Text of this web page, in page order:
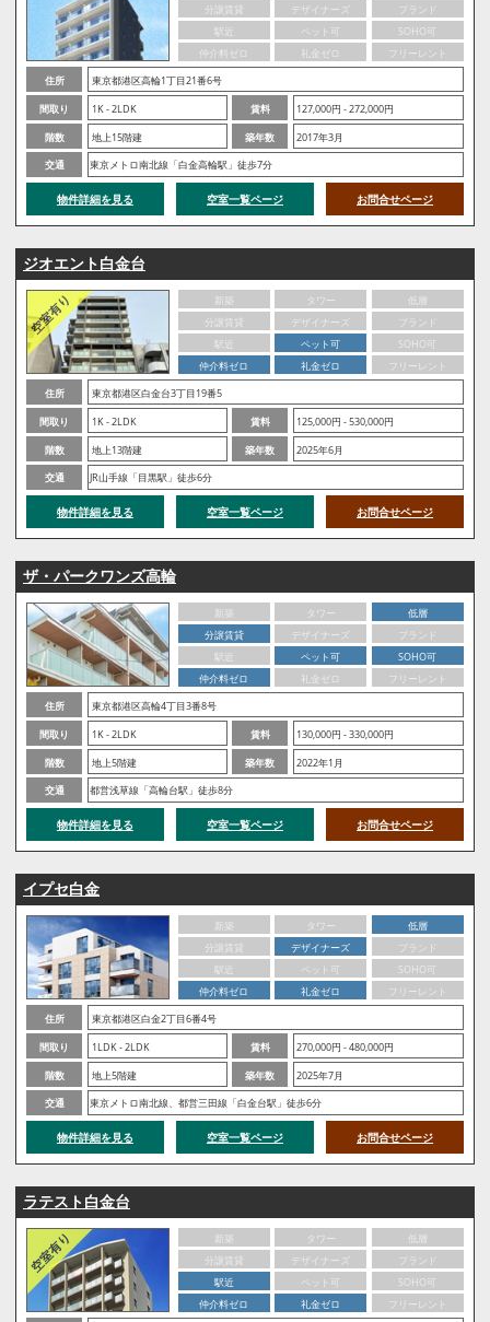
分譲賃貸
デザイナーズ
ブランド
駅近
ペット可
SOHO可
仲介料ゼロ
礼金ゼロ
フリーレント
住所
東京都港区高輪1丁目21番6号
間取り
1K - 2LDK 賃料
127,000円 - 272,000円
階数
地上15階建 築年数
2017年3月
交通
東京メトロ南北線「白金高輪駅」徒歩7分
物件詳細を見る 空室一覧ページ お問合せページ
ジオエント白金台
新築 タワー
低層
分譲賃貸
デザイナーズ
ブランド
駅近
ペット可
SOHO可
仲介料ゼロ
礼金ゼロ
フリーレント
住所
東京都港区白金台3丁目19番5
間取り
1K - 2LDK 賃料
125,000円 - 530,000円
階数
地上13階建 築年数
2025年6月
交通
JR山手線「目黒駅」徒歩6分
物件詳細を見る 空室一覧ページ お問合せページ
ザ・パークワンズ高輪
新築 タワー
低層
分譲賃貸
デザイナーズ
ブランド
駅近
ペット可
SOHO可
仲介料ゼロ
礼金ゼロ
フリーレント
住所
東京都港区高輪4丁目3番8号
間取り
1K - 2LDK 賃料
130,000円 - 330,000円
階数
地上5階建 築年数
2022年1月
交通
都営浅草線「高輪台駅」徒歩8分
物件詳細を見る 空室一覧ページ お問合せページ
イプセ白金
新築 タワー
低層
分譲賃貸
デザイナーズ
ブランド
駅近
ペット可
SOHO可
仲介料ゼロ
礼金ゼロ
フリーレント
住所
東京都港区白金2丁目6番4号
間取り
1LDK - 2LDK 賃料
270,000円 - 480,000円
階数
地上5階建 築年数
2025年7月
交通
東京メトロ南北線、都営三田線「白金台駅」徒歩6分
物件詳細を見る 空室一覧ページ お問合せページ
ラテスト白金台
新築 タワー
低層
分譲賃貸
デザイナーズ
ブランド
駅近
ペット可
SOHO可
仲介料ゼロ
礼金ゼロ
フリーレント